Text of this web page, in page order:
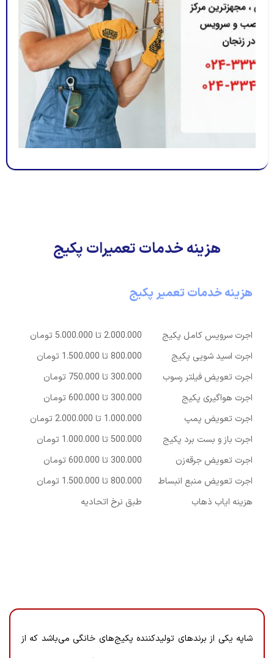
هزینه خدمات تعمیرات پکیج
هزینه خدمات تعمیر پکیج
اجرت سرویس کامل پکیج
2.000.000 تا 5.000.000 تومان
اجرت اسید شویی پکیج
800.000 تا 1.500.000 تومان
اجرت تعویض فیلتر رسوب
300.000 تا 750.000 تومان
اجرت هواگیری پکیج
300.000 تا 600.000 تومان
اجرت تعویض پمپ
1.000.000 تا 2.000.000 تومان
اجرت باز و بست برد پکیج
500.000 تا 1.000.000 تومان
اجرت تعویض جرقه‌زن
300.000 تا 600.000 تومان
اجرت تعویض منبع انبساط
800.000 تا 1.500.000 تومان
هزینه ایاب ذهاب
طبق نرخ اتحادیه
شاپه یکی از برندهای تولیدکننده پکیج‌های خانگی می‌باشد که از